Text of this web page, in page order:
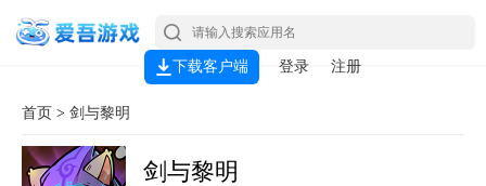
下载客户端 登录 注册
首页 > 剑与黎明
剑与黎明